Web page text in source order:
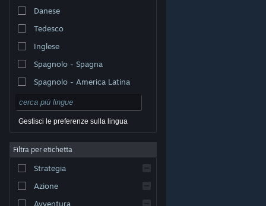
appartengono ai rispettivi proprietari negli Stati Uniti e
legali|
Steam| Rimborsi|
Danese
Tedesco
Inglese
Spagnolo - Spagna
Spagnolo - America Latina
Gestisci le preferenze sulla lingua
Filtra per etichetta
Strategia
Azione
Avventura